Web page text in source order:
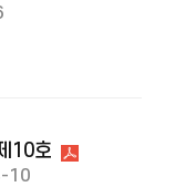
10호
10